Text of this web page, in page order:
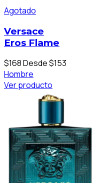
Agotado
Versace
Eros Flame
$168Desde $153
Hombre
Ver producto